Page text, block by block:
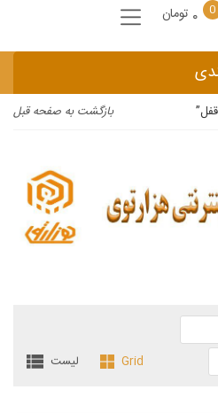
0 ۰ تومان
بازگشت به صفحه قبل
Grid لیست